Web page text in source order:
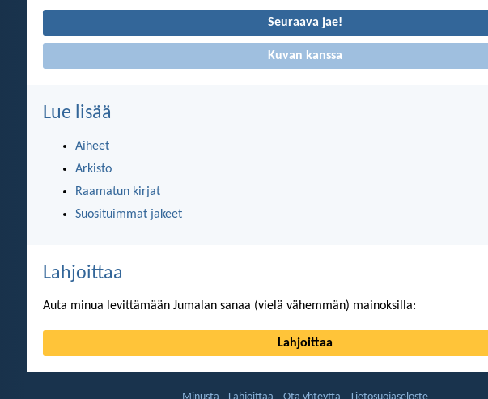
Seuraava jae!
Kuvan kanssa
Lue lisää
Aiheet
Arkisto
Raamatun kirjat
Suosituimmat jakeet
Lahjoittaa
Auta minua levittämään Jumalan sanaa (vielä vähemmän) mainoksilla:
Lahjoittaa